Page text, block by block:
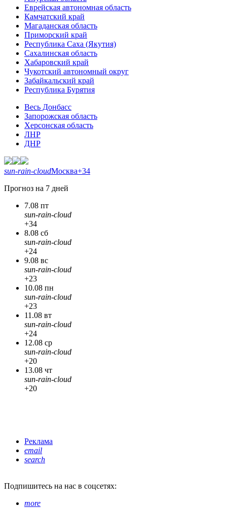
Еврейская автономная область
Камчатский край
Магаданская область
Приморский край
Республика Саха (Якутия)
Сахалинская область
Хабаровский край
Чукотский автономный округ
Забайкальский край
Республика Бурятия
Весь Донбасс
Запорожская область
Херсонская область
ЛНР
ДНР
sun-rain-cloudМосква+34
Прогноз на 7 дней
7.08 пт
sun-rain-cloud
+34
8.08 сб
sun-rain-cloud
+24
9.08 вс
sun-rain-cloud
+23
10.08 пн
sun-rain-cloud
+23
11.08 вт
sun-rain-cloud
+24
12.08 ср
sun-rain-cloud
+20
13.08 чт
sun-rain-cloud
+20
Реклама
email
search
Подпишитесь на нас в соцсетях:
more